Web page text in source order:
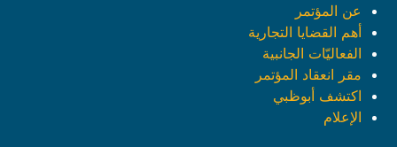
عن المؤتمر
أهم القضايا التجارية
الفعاليّات الجانبية
مقر انعقاد المؤتمر
اكتشف أبوظبي
الإعلام